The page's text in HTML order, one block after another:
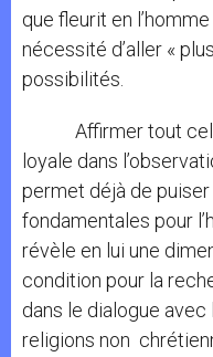
que fleurit en
nécessité d’aller «
possibilités.
Affirmer tout cela
loyale dans
permet déjà de
fondamentales pour
révèle en lui une
condition pour la
dans le dialogue
religions non